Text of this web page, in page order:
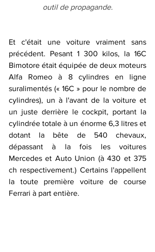
outil de propagande.
Et c'était une voiture vraiment sans
précédent. Pesant 1 300 kilos, la 16C
Bimotore était équipée de deux moteurs
Alfa Romeo à 8 cylindres en ligne
suralimentés (« 16C » pour le nombre de
cylindres), un à l'avant de la voiture et
un juste derrière le cockpit, portant la
cylindrée totale à un énorme 6,3 litres et
dotant la bête de 540 chevaux,
dépassant à la fois les voitures
Mercedes et Auto Union (à 430 et 375
ch respectivement.) Certains l'appellent
la toute première voiture de course
Ferrari à part entière.